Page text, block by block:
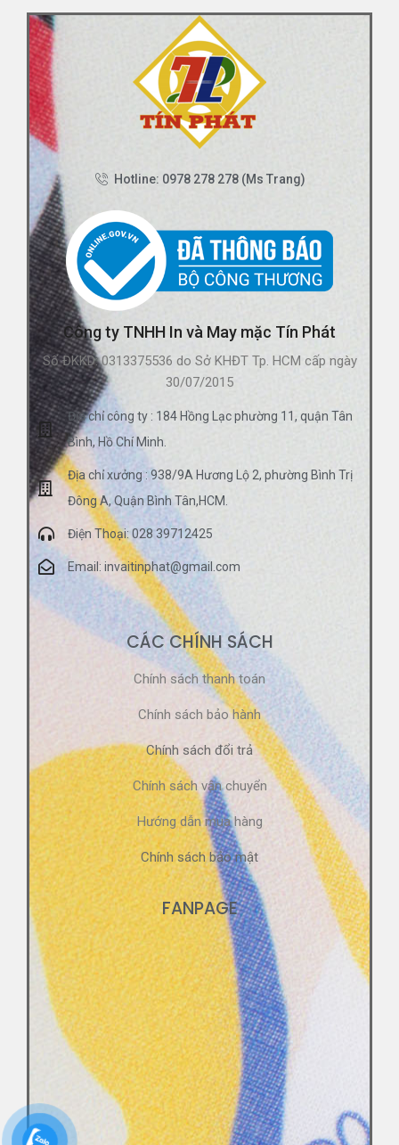
Hotline: 0978 278 278 (Ms Trang)
Công ty TNHH In và May mặc Tín Phát
Số ĐKKD: 0313375536 do Sở KHĐT Tp. HCM cấp ngày
30/07/2015
Địa chỉ công ty : 184 Hồng Lạc phường 11, quận Tân
Bình, Hồ Chí Minh.
Địa chỉ xưởng : 938/9A Hương Lộ 2, phường Bình Trị
Đông A, Quận Bình Tân,HCM.
Điện Thoại: 028 39712425
Email: invaitinphat@gmail.com
CÁC CHÍNH SÁCH
Chính sách thanh toán
Chính sách bảo hành
Chính sách đổi trả
Chính sách vận chuyển
Hướng dẫn mua hàng
Chính sách bảo mật
FANPAGE